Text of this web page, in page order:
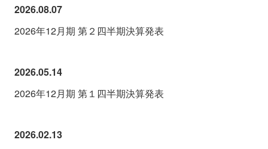
2026.08.07
2026年12月期 第２四半期決算発表
2026.05.14
2026年12月期 第１四半期決算発表
2026.02.13